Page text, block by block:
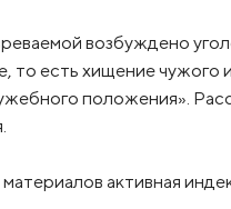
возбуждено
есть хищение чужого
положения».
активная